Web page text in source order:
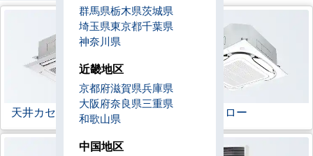
天井カセット形4方向 ラウンドフロー
群馬県栃木県茨城県
埼玉県東京都千葉県
神奈川県
近畿地区
京都府滋賀県兵庫県
大阪府奈良県三重県
和歌山県
中国地区